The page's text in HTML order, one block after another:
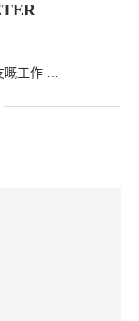
嘅工作 …